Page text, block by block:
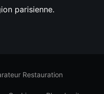
parisienne.
Restauration